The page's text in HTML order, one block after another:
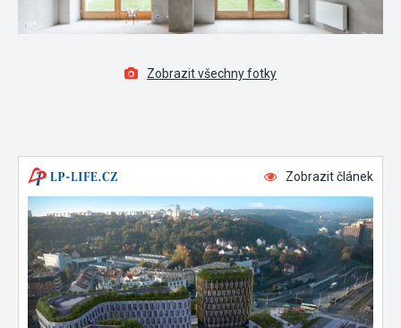
Zobrazit všechny fotky
Zobrazit článek